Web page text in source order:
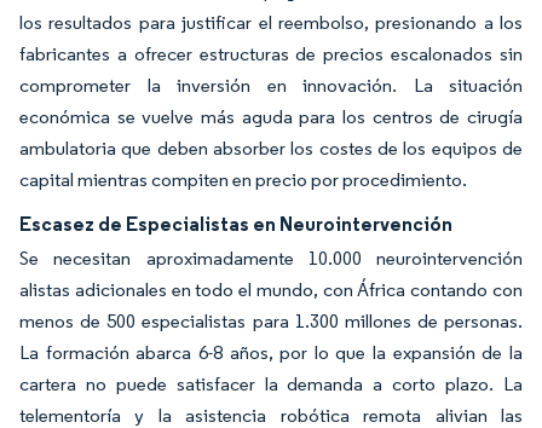
los resultados para justificar el reembolso, presionando a los
fabricantes a ofrecer estructuras de precios escalonados sin
comprometer la inversión en innovación. La situación
económica se vuelve más aguda para los centros de cirugía
ambulatoria que deben absorber los costes de los equipos de
capital mientras compiten en precio por procedimiento.
Escasez de Especialistas en Neurointervención
Se necesitan aproximadamente 10.000 neurointervención
alistas adicionales en todo el mundo, con África contando con
menos de 500 especialistas para 1.300 millones de personas.
La formación abarca 6-8 años, por lo que la expansión de la
cartera no puede satisfacer la demanda a corto plazo. La
telementoría y la asistencia robótica remota alivian las